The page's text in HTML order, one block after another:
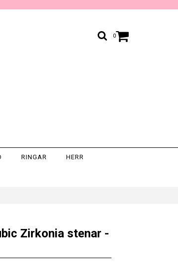
0
RINGAR HERR
Zirkonia stenar -